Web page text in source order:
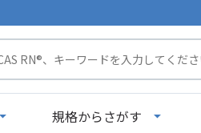
規格からさがす